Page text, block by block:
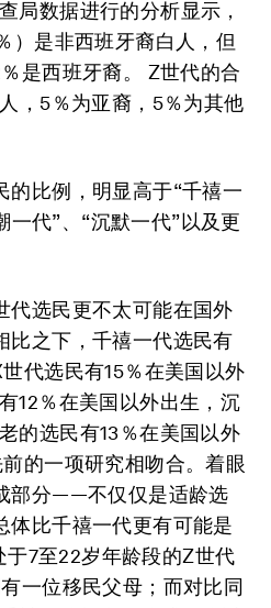
局数据进行的分析显示，
）是非西班牙裔白人，但
是西班牙裔。 Z世代的合
，5％为亚裔，5％为其他
的比例，明显高于“千禧一
一代”、“沉默一代”以及更
代选民更不太可能在国外
比之下，千禧一代选民有
代选民有15％在美国以外
12％在美国以外出生，沉
的选民有13％在美国以外
前的一项研究相吻合。着眼
部分——不仅仅是适龄选
体比千禧一代更有可能是
7至22岁年龄段的Z世代
一位移民父母；而对比同